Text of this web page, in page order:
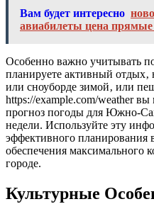
Вам будет интересно
авиабилеты цена
Особенно важно учитывать
планируете активный
или сноуборде зимой‚ или
https://example.com/weather
прогноз погоды для Южно-
недели. Используйте эту
эффективного планирования
обеспечения максимального
городе.
Культурные